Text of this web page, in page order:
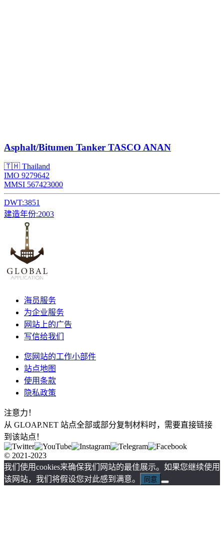
Asphalt/Bitumen Tanker TASCO ANAN
🇹🇭 Thailand
IMO 9279642
MMSI 567423000
DWT:3851
建造年份:2003
海员服务
为企业服务
网站上的广告
写信给我们
您网站的工作小部件
站点地图
使用条款
隐私政策
注意力！
从 GLOAP.NET 站点全部或部分复制材料时，需要直接链接
到该站点！
© 2021-2023
我们使用cookies来确保我们网站的最佳展示。如果您继续使用
该网站，我们将假设您对此感到满意。
同意